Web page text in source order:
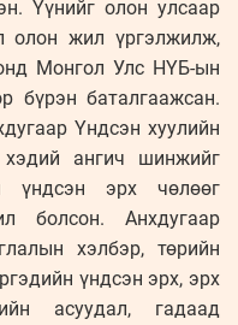
Үүнийг олон улсаар
олон жил үргэлжилж,
Монгол Улс НҮБ-ын
бүрэн баталгаажсан.
Үндсэн хуулийн
ангич шинжийг
үндсэн эрх чөлөөг
болсон. Анхдугаар
хэлбэр, төрийн
үндсэн эрх, эрх
асуудал, гадаад